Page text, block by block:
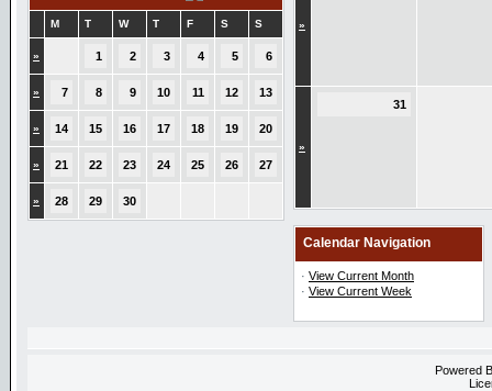
M T W T F S S
» 1 2 3 4 5 6
» 7 8 9 10 11 12 13
» 14 15 16 17 18 19 20
» 21 22 23 24 25 26 27
» 28 29 30
»
»
31
Calendar Navigation
· View Current Month
· View Current Week
Powered